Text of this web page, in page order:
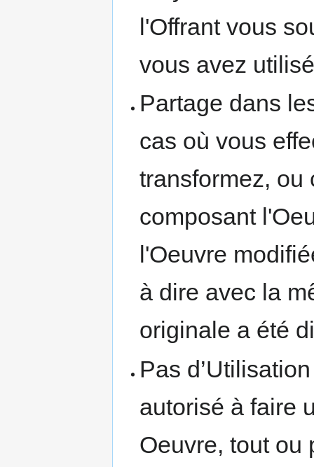
l'Offrant vous
vous avez
Partage dans
cas où vous
transformez, ou
composant
l'Oeuvre
à dire avec la
originale a été
Pas
autorisé à faire
Oeuvre, tout ou